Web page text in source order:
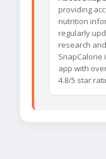
providing
nutrition
regularly
research
SnapCalorie
app with
4.8/5 star